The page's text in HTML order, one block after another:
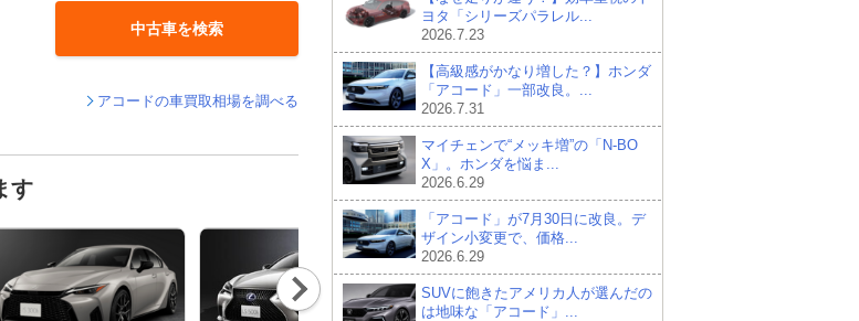
中古車を検索
アコードの車買取相場を調べる
す
Nex
t
ヨタ「シリーズパラレル...
2026.7.23
【高級感がかなり増した？】ホンダ
「アコード」一部改良。...
2026.7.31
マイチェンで“メッキ増”の「N-BO
X」。ホンダを悩ま...
2026.6.29
「アコード」が7月30日に改良。デ
ザイン小変更で、価格...
2026.6.29
SUVに飽きたアメリカ人が選んだの
は地味な「アコード」...